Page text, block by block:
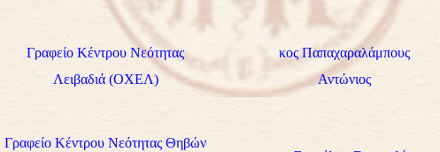
Γραφείο Κέντρου Νεότητας
Λειβαδιά (ΟΧΕΛ)
κος Παπαχαραλάμπους
Αντώνιος
Γραφείο Κέντρου Νεότητας Θηβών